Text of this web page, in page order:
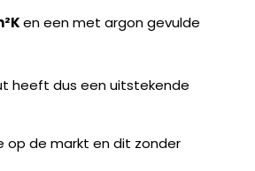
en een met argon gevulde
heeft dus een uitstekende
op de markt en dit zonder